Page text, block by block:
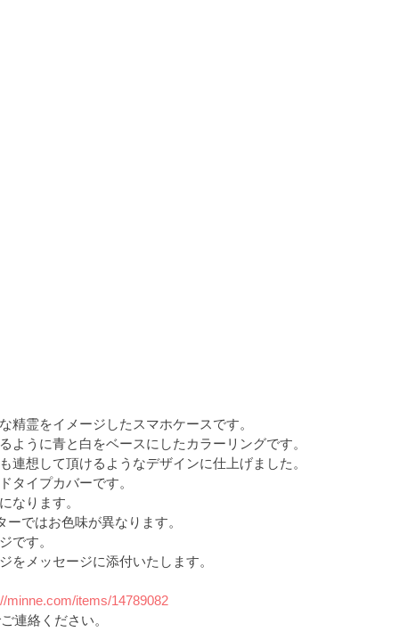
精霊をイメージしたスマホケースです。
ように青と白をベースにしたカラーリングです。
連想して頂けるようなデザインに仕上げました。
タイプカバーです。
なります。
ではお色味が異なります。
です。
をメッセージに添付いたします。
minne.com/items/14789082
連絡ください。